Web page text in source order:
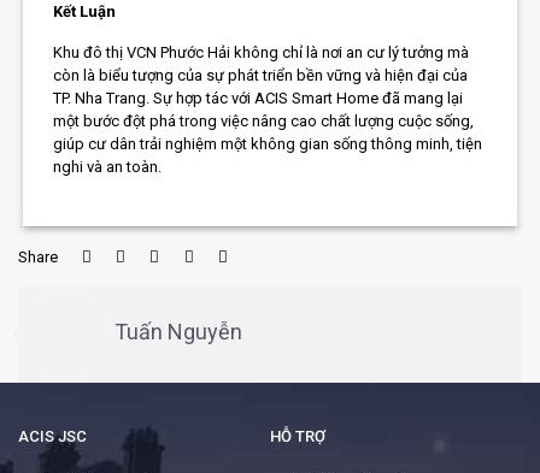
Kết Luận
Khu đô thị VCN Phước Hải không chỉ là nơi an cư lý tưởng mà
còn là biểu tượng của sự phát triển bền vững và hiện đại của
TP. Nha Trang. Sự hợp tác với ACIS Smart Home đã mang lại
một bước đột phá trong việc nâng cao chất lượng cuộc sống,
giúp cư dân trải nghiệm một không gian sống thông minh, tiện
nghi và an toàn.
Share
Tuấn Nguyễn
ACIS JSC HỖ TRỢ